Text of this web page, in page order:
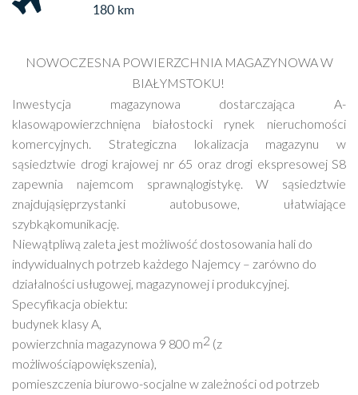
180 km
NOWOCZESNA POWIERZCHNIA MAGAZYNOWA W
BIAŁYMSTOKU!
Inwestycja magazynowa dostarczajaca A-
klasowapowierzchniena białostocki rynek nieruchomości
komercyjnych. Strategiczna lokalizacja magazynu w
sasiedztwie drogi krajowej nr 65 oraz drogi ekspresowej S8
zapewnia najemcom sprawnalogistyke. W sasiedztwie
znajdujasieprzystanki autobusowe, ułatwiajace
szybkakomunikacje.
Niewatpliwa zaleta jest mozliwość dostosowania hali do
indywidualnych potrzeb kazdego Najemcy – zarówno do
działalności usługowej, magazynowej i produkcyjnej.
Specyfikacja obiektu:
budynek klasy A,
powierzchnia magazynowa 9 800 m2 (z
mozliwościapowiekszenia),
pomieszczenia biurowo-socjalne w zalezności od potrzeb